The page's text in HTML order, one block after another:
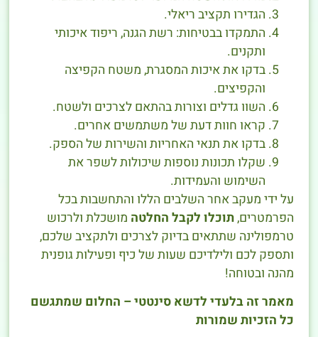
הגדירו תקציב ריאלי.
התמקדו בבטיחות: רשת הגנה, ריפוד איכותי
ותקנים.
בדקו את איכות המסגרת, משטח הקפיצה
והקפיצים.
השוו גדלים וצורות בהתאם לצרכים ולשטח.
קראו חוות דעת של משתמשים אחרים.
בדקו את תנאי האחריות והשירות של הספק.
שקלו תכונות נוספות שיכולות לשפר את
השימוש והעמידות.
על ידי מעקב אחר השלבים הללו והתחשבות בכל
הפרמטרים,תוכלו לקבל החלטה מושכלת ולרכוש
טרמפולינה שתתאים בדיוק לצרכים ולתקציב שלכם,
ותספק לכם ולילדיכם שעות של כיף ופעילות גופנית
מהנה ובטוחה!
מאמר זה בלעדי לדשא סינטטי – החלום שמתגשם
כל הזכיות שמורות